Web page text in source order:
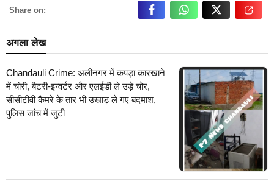
Share on:
अगला लेख
Chandauli Crime: अलीनगर में कपड़ा कारखाने
में चोरी, बैटरी-इन्वर्टर और एलईडी ले उड़े चोर,
सीसीटीवी कैमरे के तार भी उखाड़ ले गए बदमाश,
पुलिस जांच में जुटी